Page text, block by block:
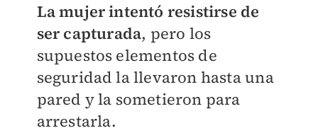
La mujer intentó resistirse de
ser capturada, pero los
supuestos elementos de
seguridad la llevaron hasta una
pared y la sometieron para
arrestarla.